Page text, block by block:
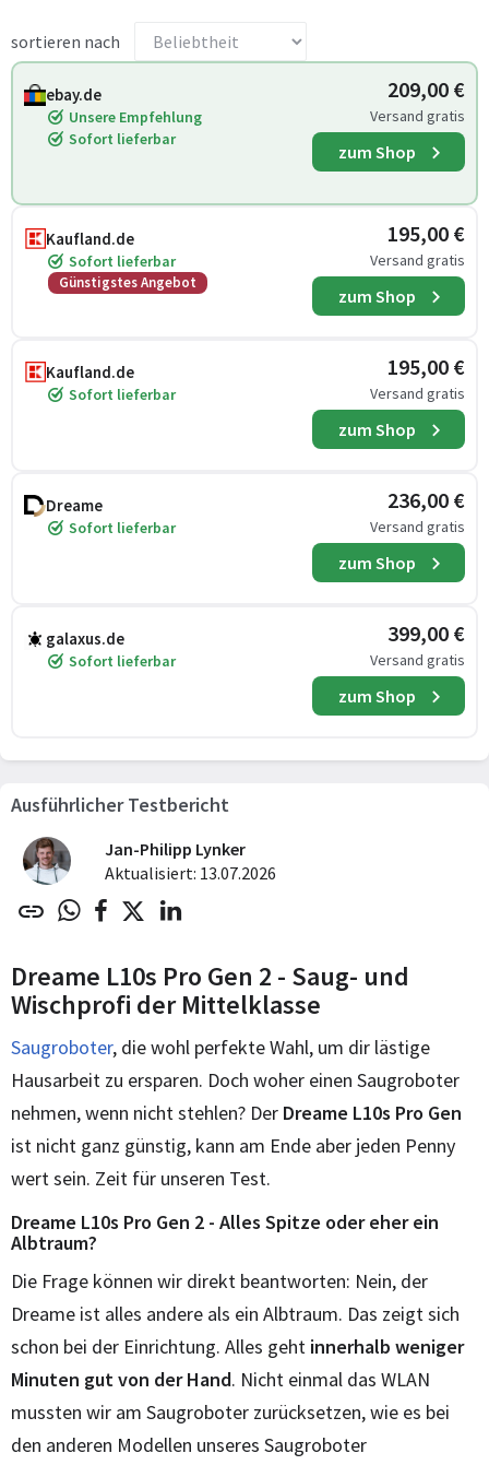
sortieren nach
ebay.de
Unsere Empfehlung
Sofort lieferbar
209,00 €
Versand gratis
zum Shop
Kaufland.de
Sofort lieferbar
Günstigstes Angebot
195,00 €
Versand gratis
zum Shop
Kaufland.de
Sofort lieferbar
195,00 €
Versand gratis
zum Shop
Dreame
Sofort lieferbar
236,00 €
Versand gratis
zum Shop
galaxus.de
Sofort lieferbar
399,00 €
Versand gratis
zum Shop
Ausführlicher Testbericht
Jan-Philipp Lynker
Aktualisiert: 13.07.2026
Dreame L10s Pro Gen 2 - Saug- und
Wischprofi der Mittelklasse
Saugroboter, die wohl perfekte Wahl, um dir lästige
Hausarbeit zu ersparen. Doch woher einen Saugroboter
nehmen, wenn nicht stehlen? Der Dreame L10s Pro Gen
ist nicht ganz günstig, kann am Ende aber jeden Penny
wert sein. Zeit für unseren Test.
Dreame L10s Pro Gen 2 - Alles Spitze oder eher ein
Albtraum?
Die Frage können wir direkt beantworten: Nein, der
Dreame ist alles andere als ein Albtraum. Das zeigt sich
schon bei der Einrichtung. Alles geht innerhalb weniger
Minuten gut von der Hand. Nicht einmal das WLAN
mussten wir am Saugroboter zurücksetzen, wie es bei
den anderen Modellen unseres Saugroboter